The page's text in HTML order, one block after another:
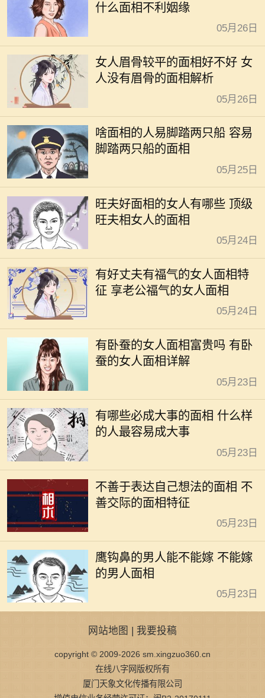
什么面相不利姻缘
05月26日
女人眉骨较平的面相好不好 女
人没有眉骨的面相解析
05月26日
啥面相的人易脚踏两只船 容易
脚踏两只船的面相
05月25日
旺夫好面相的女人有哪些 顶级
旺夫相女人的面相
05月24日
有好丈夫有福气的女人面相特
征 享老公福气的女人面相
05月24日
有卧蚕的女人面相富贵吗 有卧
蚕的女人面相详解
05月23日
有哪些必成大事的面相 什么样
的人最容易成大事
05月23日
不善于表达自己想法的面相 不
善交际的面相特征
05月23日
鹰钩鼻的男人能不能嫁 不能嫁
的男人面相
05月23日
网站地图 | 我要投稿
copyright © 2009-2026 sm.xingzuo360.cn
在线八字网版权所有
厦门天象文化传播有限公司